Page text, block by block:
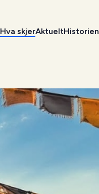
Hva skjerAktueltHistorien